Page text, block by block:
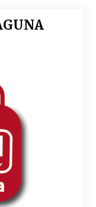
eta Ringo Starr-en
Of Canada, Somak,
Habia